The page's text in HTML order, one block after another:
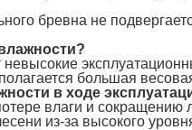
бревна не
большая
в ходе
влаги и
из-за высокого